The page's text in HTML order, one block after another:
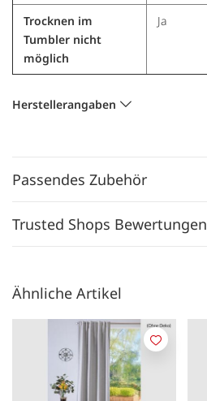
Trocknen im
Tumbler nicht
möglich
Ja
Herstellerangaben
Passendes Zubehör
Trusted Shops Bewertungen
Ähnliche Artikel
Merken